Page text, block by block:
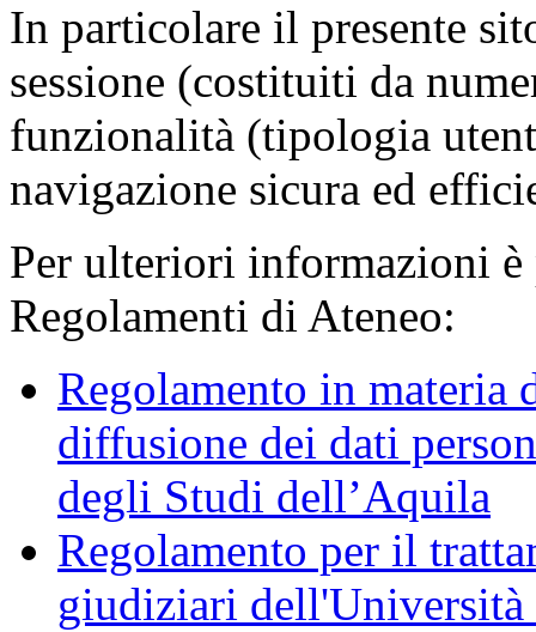
In particolare il presente
sessione (costituiti da
funzionalità (tipologia
navigazione sicura ed
Per ulteriori informazioni è
Regolamenti di Ateneo:
Regolamento in materia
diffusione dei dati
degli Studi dell’Aquila
Regolamento per il
giudiziari